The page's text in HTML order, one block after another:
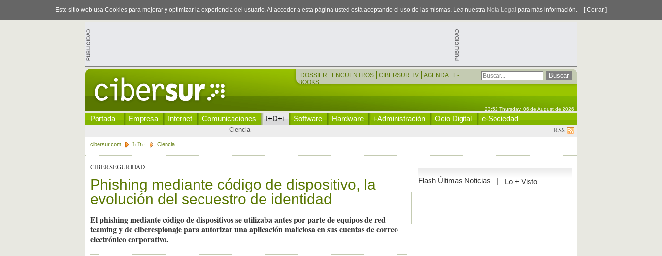
Este sitio web usa Cookies para mejorar y optimizar la experiencia del usuario. Al acceder a esta página usted está aceptando el uso de las mismas. Lea nuestra Nota Legal para más información. [ Cerrar ]
DOSSIER ENCUENTROS CIBERSUR TV AGENDA
E-
BOOKS
23:52 Thursday, 06 de August de 2026
Portada Empresa Internet Comunicaciones I+D+i Software Hardware i-Administración Ocio Digital e-Sociedad
Ciencia RSS
cibersur.com I+D+i Ciencia
CIBERSEGURIDAD
Phishing mediante código de dispositivo, la
evolución del secuestro de identidad
El phishing mediante código de dispositivos se utilizaba antes por parte de equipos de red
teaming y de ciberespionaje para autorizar una aplicación maliciosa en sus cuentas de correo
electrónico corporativo.
Flash Últimas Noticias | Lo + Visto